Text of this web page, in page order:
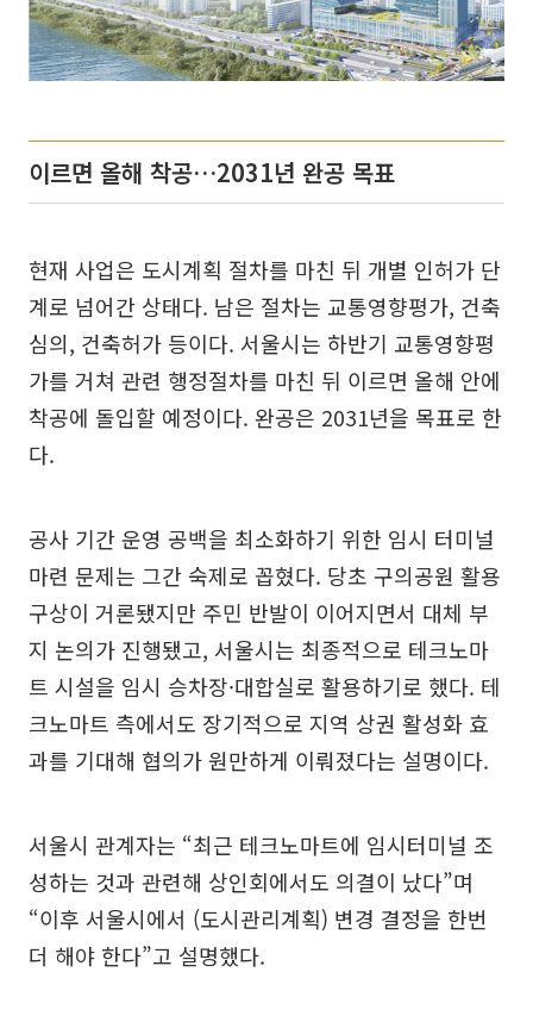
이르면 올해 착공…2031년 완공 목표
현재 사업은 도시계획 절차를 마친 뒤 개별 인허가 단
계로 넘어간 상태다. 남은 절차는 교통영향평가, 건축
심의, 건축허가 등이다. 서울시는 하반기 교통영향평
가를 거쳐 관련 행정절차를 마친 뒤 이르면 올해 안에
착공에 돌입할 예정이다. 완공은 2031년을 목표로 한
다.
공사 기간 운영 공백을 최소화하기 위한 임시 터미널
마련 문제는 그간 숙제로 꼽혔다. 당초 구의공원 활용
구상이 거론됐지만 주민 반발이 이어지면서 대체 부
지 논의가 진행됐고, 서울시는 최종적으로 테크노마
트 시설을 임시 승차장·대합실로 활용하기로 했다. 테
크노마트 측에서도 장기적으로 지역 상권 활성화 효
과를 기대해 협의가 원만하게 이뤄졌다는 설명이다.
서울시 관계자는 “최근 테크노마트에 임시터미널 조
성하는 것과 관련해 상인회에서도 의결이 났다”며
“이후 서울시에서 (도시관리계획) 변경 결정을 한번
더 해야 한다”고 설명했다.